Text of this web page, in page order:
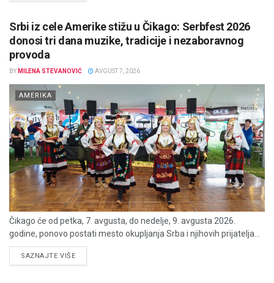
Srbi iz cele Amerike stižu u Čikago: Serbfest 2026
donosi tri dana muzike, tradicije i nezaboravnog
provoda
BY MILENA STEVANOVIĆ AVGUST 7, 2026
AMERIKA
Čikago će od petka, 7. avgusta, do nedelje, 9. avgusta 2026.
godine, ponovo postati mesto okupljanja Srba i njihovih prijatelja...
SAZNAJTE VIŠEDETAILS